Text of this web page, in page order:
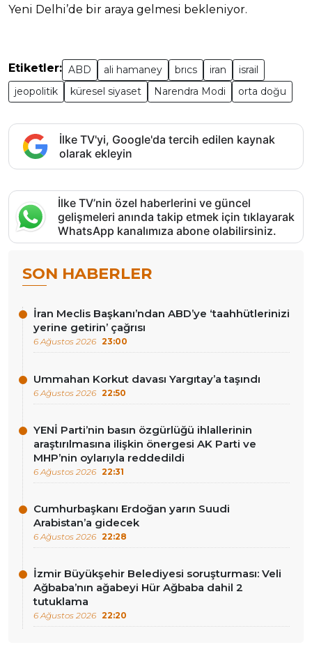
Yeni Delhi’de bir araya gelmesi bekleniyor.
Etiketler: ABD ali hamaney brıcs iran
israil
jeopolitik
küresel siyaset Narendra Modi orta doğu
İlke TV'yi, Google'da tercih edilen kaynak
olarak ekleyin
İlke TV’nin özel haberlerini ve güncel
gelişmeleri anında takip etmek için tıklayarak
WhatsApp kanalımıza abone olabilirsiniz.
SON HABERLER
İran Meclis Başkanı’ndan ABD’ye ‘taahhütlerinizi
yerine getirin’ çağrısı
6 Ağustos 2026 23:00
Ummahan Korkut davası Yargıtay’a taşındı
6 Ağustos 2026 22:50
YENİ Parti’nin basın özgürlüğü ihlallerinin
araştırılmasına ilişkin önergesi AK Parti ve
MHP’nin oylarıyla reddedildi
6 Ağustos 2026 22:31
Cumhurbaşkanı Erdoğan yarın Suudi
Arabistan’a gidecek
6 Ağustos 2026 22:28
İzmir Büyükşehir Belediyesi soruşturması: Veli
Ağbaba’nın ağabeyi Hür Ağbaba dahil 2
tutuklama
6 Ağustos 2026 22:20